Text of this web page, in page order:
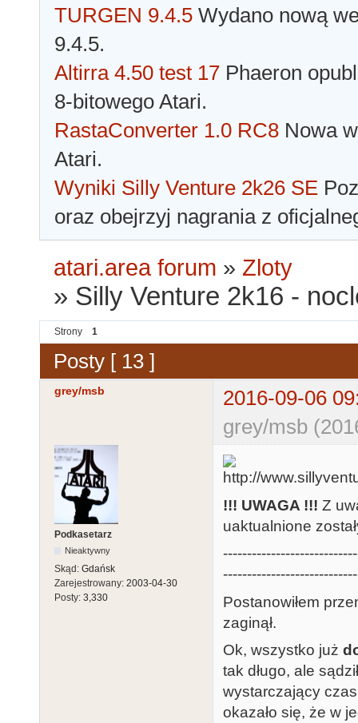
TURGEN 9.4.5 Wydano nową
9.4.5.
Altirra 4.50 test 17 Phaeron
8-bitowego Atari.
RastaConverter 1.0 RC8 Nowa
Atari.
Wyniki Silly Venture 2k26 SE
oraz obejrzyj nagrania z
atari.area forum » Zloty
» Silly Venture 2k16 -
Strony 1
Posty [ 13 ]
grey/msb
2016-09-06
grey/msb
Podkasetarz
Nieaktywny
Skąd: Gdańsk
Zarejestrowany: 2003-04-30
Posty: 3,330
!!! UWAGA !!! Z
uaktualnione
Postanowiłem
zaginął.
Ok, wszystko już
tak długo, ale
wystarczający
okazało się, że w